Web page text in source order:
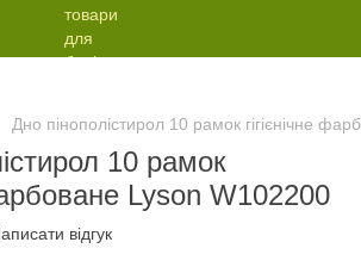
Дно пінополістирол 10 рамок гігієнічне
10 рамок
Lyson W102200
відгук